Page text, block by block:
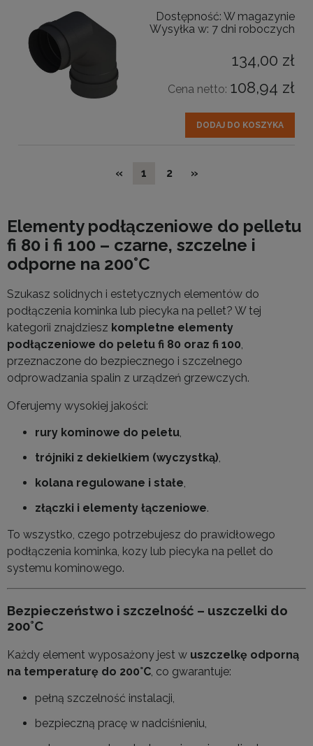
Dostępność: W magazynie
Wysyłka w: 7 dni roboczych
134,00 zł
Cena netto: 108,94 zł
DODAJ DO KOSZYKA
« 1 2 »
Elementy podłączeniowe do pelletu
fi 80 i fi 100 – czarne, szczelne i
odporne na 200°C
Szukasz solidnych i estetycznych elementów do
podłączenia kominka lub piecyka na pellet? W tej
kategorii znajdziesz kompletne elementy
podłączeniowe do peletu fi 80 oraz fi 100,
przeznaczone do bezpiecznego i szczelnego
odprowadzania spalin z urządzeń grzewczych.
Oferujemy wysokiej jakości:
rury kominowe do peletu,
trójniki z dekielkiem (wyczystką),
kolana regulowane i stałe,
złączki i elementy łączeniowe.
To wszystko, czego potrzebujesz do prawidłowego
podłączenia kominka, kozy lub piecyka na pellet do
systemu kominowego.
Bezpieczeństwo i szczelność – uszczelki do
200°C
Każdy element wyposażony jest w uszczelkę odporną
na temperaturę do 200°C, co gwarantuje:
pełną szczelność instalacji,
bezpieczną pracę w nadciśnieniu,